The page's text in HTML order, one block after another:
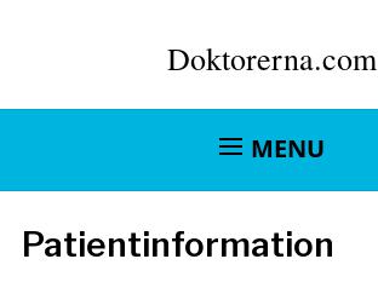
Doktorerna.com
MENU
Patientinformation